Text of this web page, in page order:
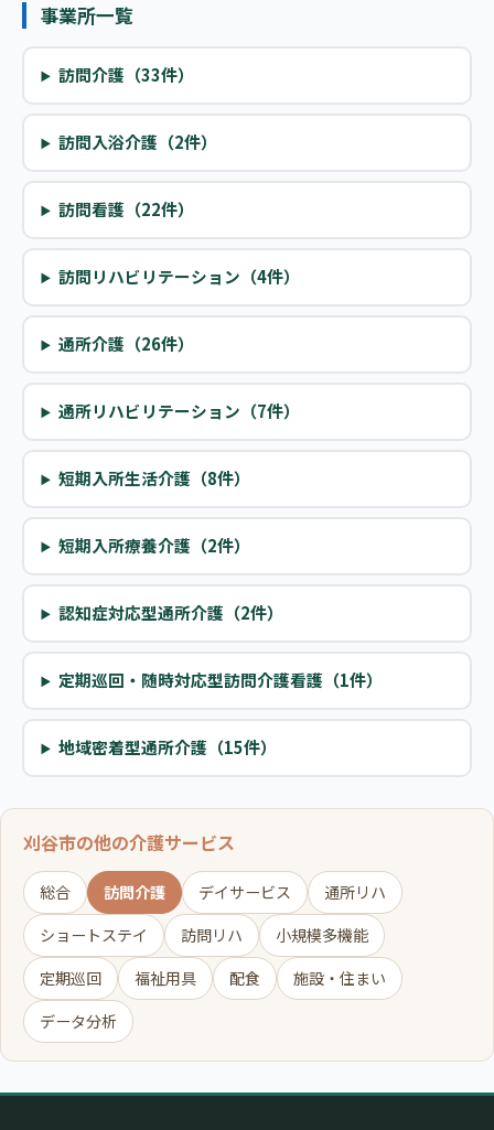
事業所一覧
訪問介護（33件）
訪問入浴介護（2件）
訪問看護（22件）
訪問リハビリテーション（4件）
通所介護（26件）
通所リハビリテーション（7件）
短期入所生活介護（8件）
短期入所療養介護（2件）
認知症対応型通所介護（2件）
定期巡回・随時対応型訪問介護看護（1件）
地域密着型通所介護（15件）
刈谷市の他の介護サービス
総合 訪問介護 デイサービス
通所リハ
ショートステイ
訪問リハ
小規模多機能
定期巡回
福祉用具 配食
施設・住まい
データ分析